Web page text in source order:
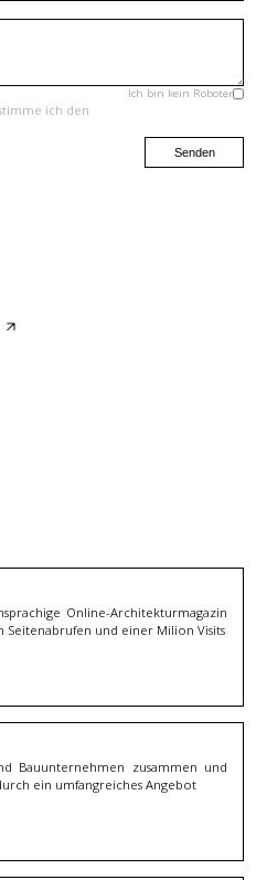
Ich bin kein Roboter
ich den
Senden
Online-Architekturmagazin
und einer Milion Visits
Bauunternehmen zusammen und
ein umfangreiches Angebot